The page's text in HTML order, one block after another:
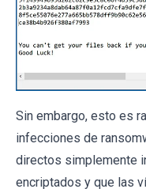
Sin embargo, esto es
infecciones de
directos simplemente
encriptados y que las